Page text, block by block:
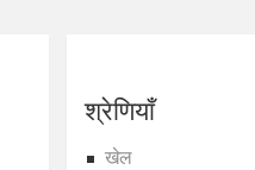
श्रेणियाँ
खेल